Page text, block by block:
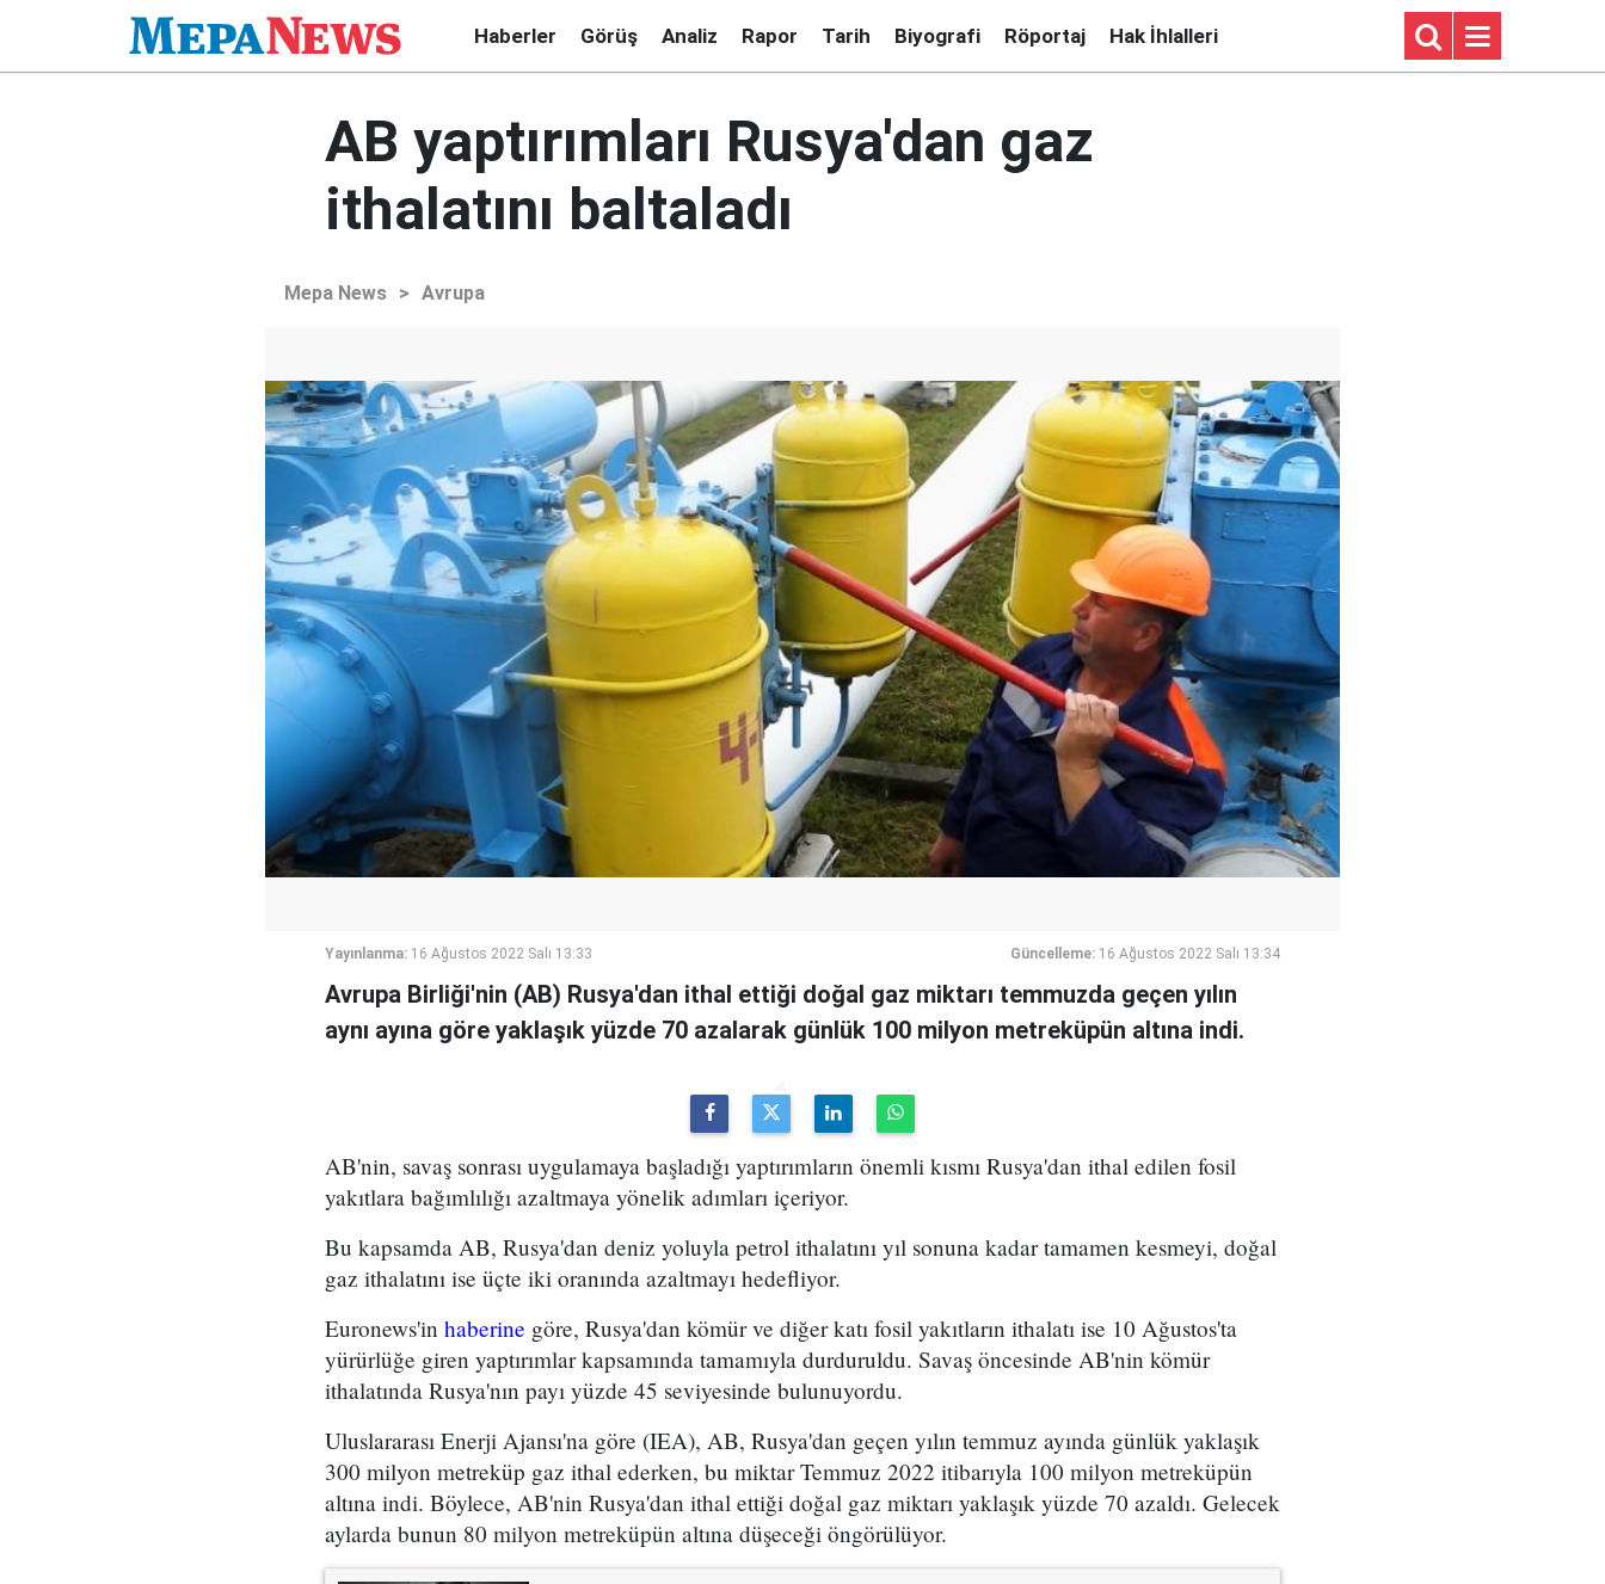
Haberler Görüş Analiz Rapor Tarih Biyografi Röportaj Hak İhlalleri
AB yaptırımları Rusya'dan gaz
ithalatını baltaladı
Mepa News > Avrupa
Yayınlanma: 16 Ağustos 2022 Salı 13:33 Güncelleme: 16 Ağustos 2022 Salı 13:34
Avrupa Birliği'nin (AB) Rusya'dan ithal ettiği doğal gaz miktarı temmuzda geçen yılın
aynı ayına göre yaklaşık yüzde 70 azalarak günlük 100 milyon metreküpün altına indi.
AB'nin, savaş sonrası uygulamaya başladığı yaptırımların önemli kısmı Rusya'dan ithal edilen fosil
yakıtlara bağımlılığı azaltmaya yönelik adımları içeriyor.
Bu kapsamda AB, Rusya'dan deniz yoluyla petrol ithalatını yıl sonuna kadar tamamen kesmeyi, doğal
gaz ithalatını ise üçte iki oranında azaltmayı hedefliyor.
Euronews'in haberine göre, Rusya'dan kömür ve diğer katı fosil yakıtların ithalatı ise 10 Ağustos'ta
yürürlüğe giren yaptırımlar kapsamında tamamıyla durduruldu. Savaş öncesinde AB'nin kömür
ithalatında Rusya'nın payı yüzde 45 seviyesinde bulunuyordu.
Uluslararası Enerji Ajansı'na göre (IEA), AB, Rusya'dan geçen yılın temmuz ayında günlük yaklaşık
300 milyon metreküp gaz ithal ederken, bu miktar Temmuz 2022 itibarıyla 100 milyon metreküpün
altına indi. Böylece, AB'nin Rusya'dan ithal ettiği doğal gaz miktarı yaklaşık yüzde 70 azaldı. Gelecek
aylarda bunun 80 milyon metreküpün altına düşeceği öngörülüyor.